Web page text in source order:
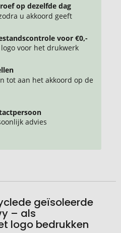
op dezelfde dag
u akkoord geeft
voor €0,-
voor het drukwerk
tot aan het akkoord op de
advies
geïsoleerde
– als
logo bedrukken